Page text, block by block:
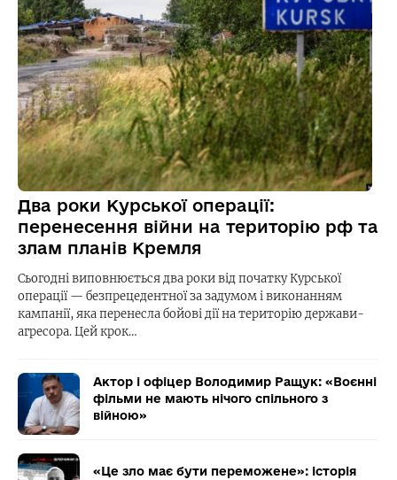
Два роки Курської операції:
перенесення війни на територію рф та
злам планів Кремля
Сьогодні виповнюється два роки від початку Курської
операції — безпрецедентної за задумом і виконанням
кампанії, яка перенесла бойові дії на територію держави-
агресора. Цей крок…
Актор і офіцер Володимир Ращук: «Воєнні
фільми не мають нічого спільного з
війною»
«Це зло має бути переможене»: історія